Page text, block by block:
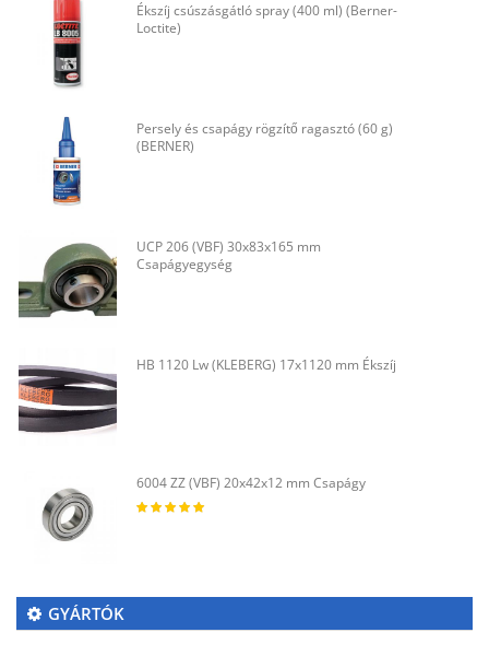
Ékszíj csúszásgátló spray (400 ml) (Berner-
Loctite)
Persely és csapágy rögzítő ragasztó (60 g)
(BERNER)
UCP 206 (VBF) 30x83x165 mm
Csapágyegység
HB 1120 Lw (KLEBERG) 17x1120 mm Ékszíj
6004 ZZ (VBF) 20x42x12 mm Csapágy
GYÁRTÓK